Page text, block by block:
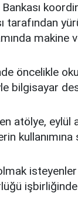
tarafından
makine
öncelikle
bilgisayar
atölye, eylül
kullanımına